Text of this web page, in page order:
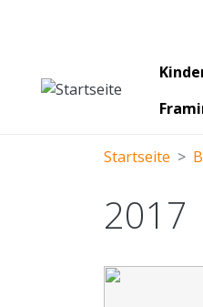
Startseite
2017